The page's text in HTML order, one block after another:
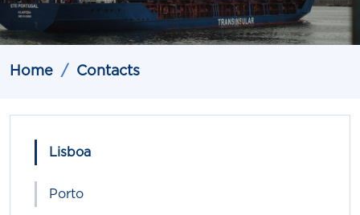
Home Contacts
Lisboa
Porto